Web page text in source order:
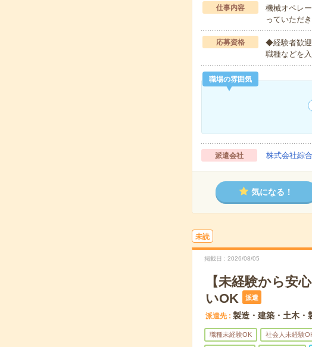
仕事内容
機械オペレ
っていただ
応募資格
◆経験者歓迎
職種などを
職場の雰囲気
派遣会社 株式会社綜
気になる！
未読
掲載日 2026/08/05
【未経験から安
いOK
派遣
派遣先 製造・建築・土木・
職種未経験OK 社会人未経験